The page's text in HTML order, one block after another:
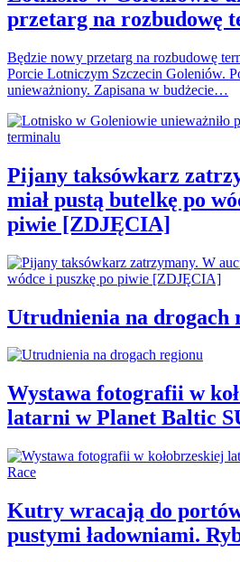
przetarg na rozbudowę
Będzie nowy przetarg na rozbudowę
Porcie Lotniczym Szczecin Goleniów.
unieważniony. Zapisana w budżecie…
Pijany taksówkarz
miał pustą butelkę po
piwie [ZDJĘCIA]
Utrudnienia na drogach
Wystawa fotografii w
latarni w Planet Baltic
Kutry wracają do
pustymi ładowniami.